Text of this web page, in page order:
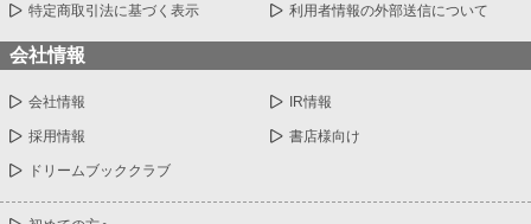
特定商取引法に基づく表示 利用者情報の外部送信について
会社情報
会社情報 IR情報
採用情報 書店様向け
ドリームブッククラブ